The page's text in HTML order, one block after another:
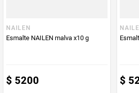
NAILEN
Esmalte NAILEN malva x10 g
$ 5200 $